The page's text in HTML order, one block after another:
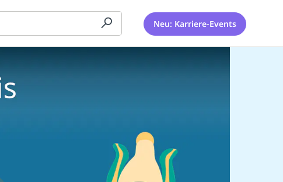
Neu: Karriere-Events